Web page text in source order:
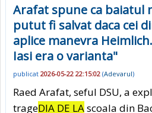
Arafat spune ca baiatul
putut fi salvat daca cei
aplice manevra
Iasi era o varianta"
publicat 2026-05-22 22:15:02 (Adevarul)
Raed Arafat, seful DSU, a
trageDIA DE LAscoala din